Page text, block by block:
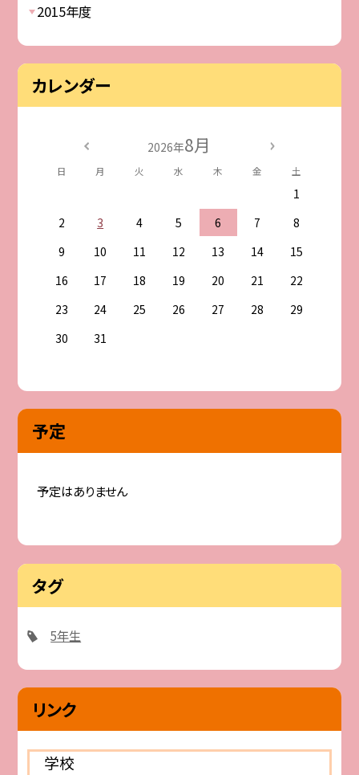
2015年度
カレンダー
2026年8月
日 月 火 水 木 金 土
1
2
3 4 5 6 7
8
9
10 11 12 13 14
15
16
17 18 19 20 21
22
23
24 25 26 27 28
29
30
31
予定
予定はありません
タグ
5年生
リンク
学校